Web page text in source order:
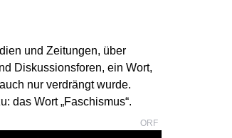
und Zeitungen, über
Diskussionsforen, ein Wort,
nur verdrängt wurde.
das Wort „Faschismus“.
ORF